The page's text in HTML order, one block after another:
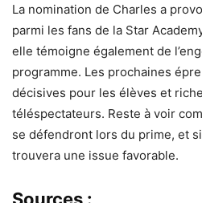
La nomination de Charles a
parmi les fans de la Star
elle témoigne également de
programme. Les prochaines
décisives pour les élèves et
téléspectateurs. Reste à voir
se défendront lors du prime, et
trouvera une issue favorable.
Sources :